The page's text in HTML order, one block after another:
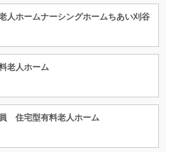
人ホームナーシングホームちあい刈谷
老人ホーム
員 住宅型有料老人ホーム